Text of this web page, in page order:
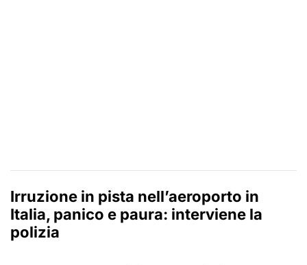
Irruzione in pista nell’aeroporto in
Italia, panico e paura: interviene la
polizia